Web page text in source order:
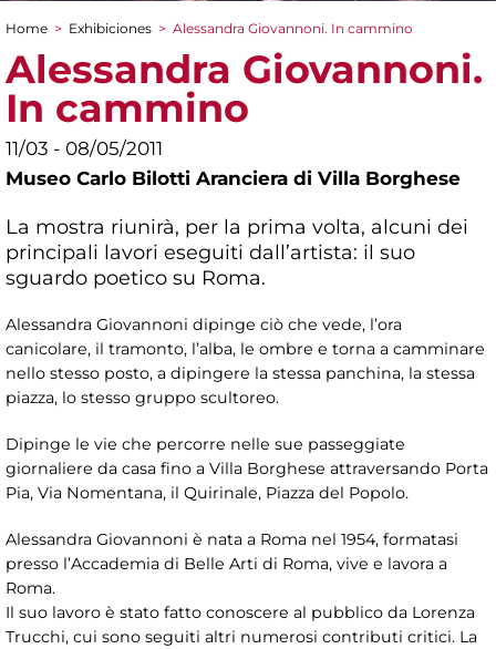
You are here
Home > Exhibiciones > Alessandra Giovannoni. In cammino
Alessandra Giovannoni.
In cammino
11/03 - 08/05/2011
Museo Carlo Bilotti Aranciera di Villa Borghese
La mostra riunirà, per la prima volta, alcuni dei
principali lavori eseguiti dall’artista: il suo
sguardo poetico su Roma.
Alessandra Giovannoni dipinge ciò che vede, l’ora
canicolare, il tramonto, l’alba, le ombre e torna a camminare
nello stesso posto, a dipingere la stessa panchina, la stessa
piazza, lo stesso gruppo scultoreo.
Dipinge le vie che percorre nelle sue passeggiate
giornaliere da casa fino a Villa Borghese attraversando Porta
Pia, Via Nomentana, il Quirinale, Piazza del Popolo.
Alessandra Giovannoni è nata a Roma nel 1954, formatasi
presso l’Accademia di Belle Arti di Roma, vive e lavora a
Roma.
Il suo lavoro è stato fatto conoscere al pubblico da Lorenza
Trucchi, cui sono seguiti altri numerosi contributi critici. La